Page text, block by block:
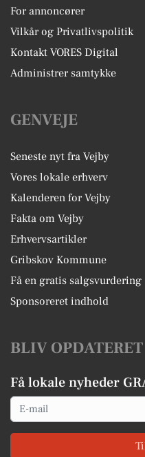
For annoncører
Vilkår og Privatlivspolitik
Kontakt VORES Digital
Administrer samtykke
GENVEJE
Seneste nyt fra Vejby
Vores lokale erhverv
Kalenderen for Vejby
Fakta om Vejby
Erhvervsartikler
Gribskov Kommune
Få en gratis salgsvurdering
Sponsoreret indhold
BLIV OPDATERET
Få lokale nyheder
Email